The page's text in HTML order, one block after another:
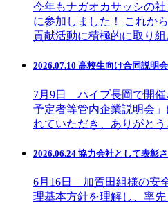
今年もナガオカサッシの
に参加しました！ これか
貢献活動に積極的に取り
2026.07.10 高校生向け合同説明
7月9日 ハイブ長岡で開催
予定者等管内企業説明会
れていただき、ありがとう
2026.06.24 協力会社として表彰
6月16日 加賀田組様の安
理基本方針を理解し、率